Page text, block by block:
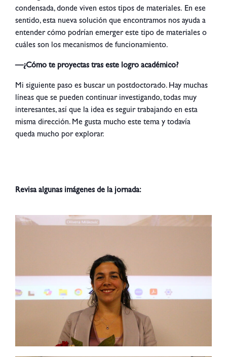
condensada, donde viven estos tipos de materiales. En ese
sentido, esta nueva solución que encontramos nos ayuda a
entender cómo podrían emerger este tipo de materiales o
cuáles son los mecanismos de funcionamiento.
—¿Cómo te proyectas tras este logro académico?
Mi siguiente paso es buscar un postdoctorado. Hay muchas
líneas que se pueden continuar investigando, todas muy
interesantes, así que la idea es seguir trabajando en esta
misma dirección. Me gusta mucho este tema y todavía
queda mucho por explorar.
Revisa algunas imágenes de la jornada: